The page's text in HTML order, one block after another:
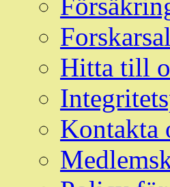
Hitta till
Kontakta